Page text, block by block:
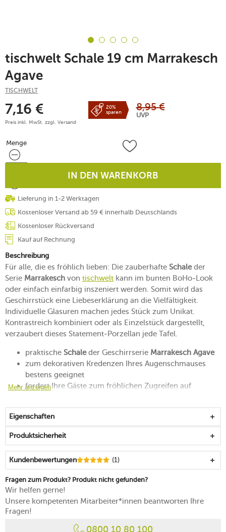
tischwelt Schale 19 cm Marrakesch
Agave
TISCHWELT
7,16 €
Preis inkl. MwSt. zzgl. Versand
20%
sparen
8,95 €
UVP
Menge
Menge
IN DEN WARENKORB
Lieferung in 1-2 Werktagen
Kostenloser Versand ab 59 € innerhalb Deutschlands
Kostenloser Rückversand
Kauf auf Rechnung
Beschreibung
Für alle, die es fröhlich lieben: Die zauberhafte Schaleder
Serie Marrakesch von tischwelt kann im bunten BoHo-Look
oder einfach einfarbig inszeniert werden. Somit wird das
Geschirrstück eine Liebeserklärung an die Vielfältigkeit.
Individuelle Glasuren machen jedes Stück zum Unikat.
Kontrastreich kombiniert oder als Einzelstück dargestellt,
verzaubert dieses Statement-Porzellan jede Tafel.
praktische Schaleder Geschirrserie Marrakesch Agave
zum dekorativen Kredenzen Ihres Augenschmauses
bestens geeignet
fordert Ihre Gäste zum fröhlichen Zugreifen auf
liebevoll aufgetragener farbiger Glanz
in Farb- und Formgebung einzigartig
mikrowellensicher
spülmaschinenfest
Mehr anzeigen
Eigenschaften
Produktsicherheit
Kundenbewertungen (1)
Fragen zum Produkt? Produkt nicht gefunden?
Wir helfen gerne!
Unsere kompetenten Mitarbeiter*innen beantworten Ihre
Fragen!
0800 10 80 100